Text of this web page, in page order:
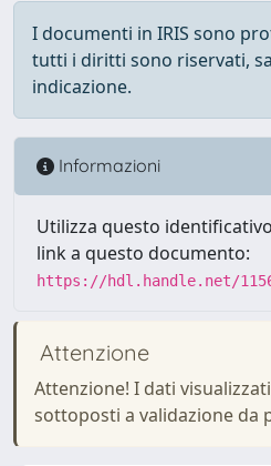
I documenti in IRIS sono
tutti i diritti sono riservati,
indicazione.
Informazioni
Utilizza questo
link a questo documento:
https://hdl.handle.net/
Attenzione
Attenzione! I dati
sottoposti a validazione da